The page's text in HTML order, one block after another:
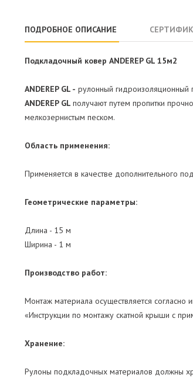
ПОДРОБНОЕ ОПИСАНИЕ
Подкладочный ковер ANDEREP GL 15м2
ANDEREP GL - рулонный гидроизоляционный
ANDEREP GL получают путем пропитки
мелкозернистым песком.
Область применения:
Применяется в качестве дополнительного
Геометрические параметры:
Длина - 15 м
Ширина - 1 м
Производство работ:
Монтаж материала осуществляется
«Инструкции по монтажу скатной крыши с
Хранение:
Рулоны подкладочных материалов должны